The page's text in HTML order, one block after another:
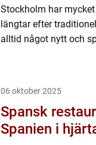
Stockholm har
längtar efter
alltid något nytt och
06 oktober 2025
Spansk
Spanien i